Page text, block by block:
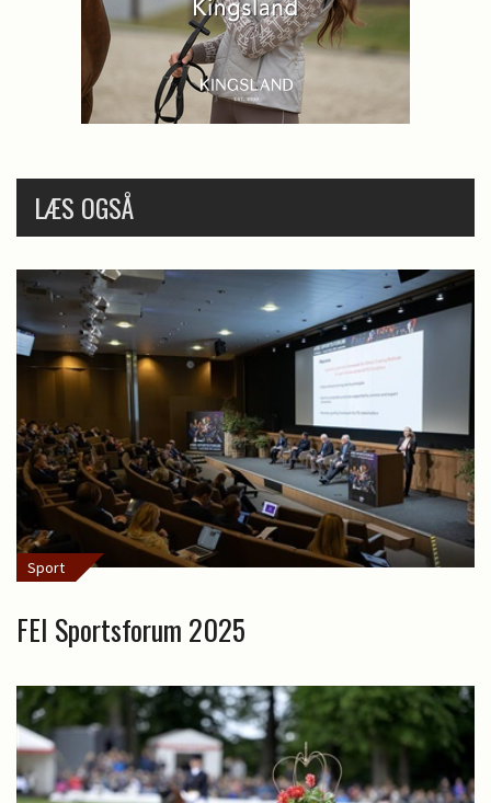
LÆS OGSÅ
Sport
FEI Sportsforum 2025